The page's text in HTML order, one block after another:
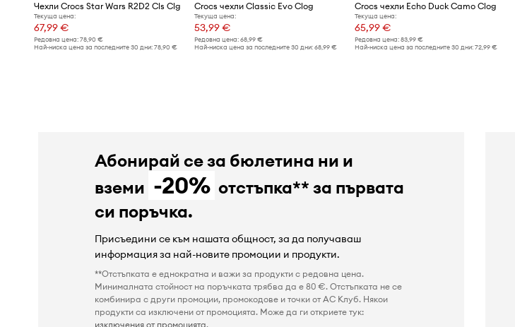
Чехли Crocs Star Wars R2D2 Cls Clg
Текуща цена:
67,99 €
Редовна цена: 78,90 €
Най-ниска цена за последните 30 дни: 78,90 €
Crocs чехли Classic Evo Clog
Текуща цена:
53,99 €
Редовна цена:68,99 €
Най-ниска цена за последните 30 дни:68,99 €
Crocs чехли Echo Duck Camo Clog
Текуща цена:
65,99 €
Редовна цена: 83,99 €
Най-ниска цена за последните 30 дни: 72,99 €
Абонирай се за бюлетина ни и
вземи -20% отстъпка** за първата
си поръчка.
Присъедини се към нашата общност, за да получаваш
информация за най-новите промоции и продукти.
**Отстъпката е еднократна и важи за продукти с редовна цена.
Минималната стойност на поръчката трябва да е 80 €. Отстъпката не се
комбинира с други промоции, промокодове и точки от AC Клуб. Някои
продукти са изключени от промоцията. Може да ги откриете тук:
изключения от промоцията.